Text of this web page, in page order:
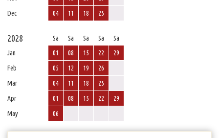
Dec
04 11 18 25
2028 Sa Sa Sa Sa
Sa
Jan
01 08 15 22
29
Feb
05 12 19
26
Mar
04 11 18
25
Apr
01 08 15 22
29
May
06